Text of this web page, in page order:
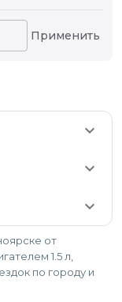
Применить
keyboard_arrow_down
keyboard_arrow_down
keyboard_arrow_down
от
1.5 л,
по городу и